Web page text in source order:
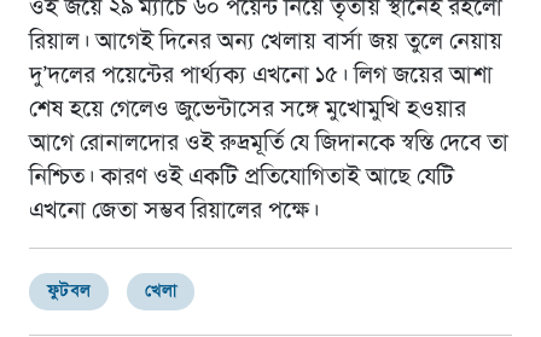
ওই জয়ে ২৯ ম্যাচে ৬০ পয়েন্ট নিয়ে তৃতীয় স্থানেই রইলো
রিয়াল। আগেই দিনের অন্য খেলায় বার্সা জয় তুলে নেয়ায়
দু’দলের পয়েন্টের পার্থ্যক্য এখনো ১৫। লিগ জয়ের আশা
শেষ হয়ে গেলেও জুভেন্টাসের সঙ্গে মুখোমুখি হওয়ার
আগে রোনালদোর ওই রুদ্রমূর্তি যে জিদানকে স্বস্তি দেবে তা
নিশ্চিত। কারণ ওই একটি প্রতিযোগিতাই আছে যেটি
এখনো জেতা সম্ভব রিয়ালের পক্ষে।
ফুটবল খেলা